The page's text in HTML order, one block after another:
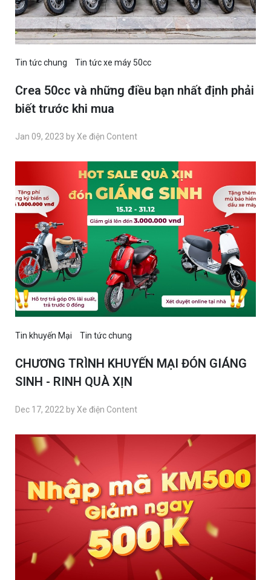
Tin tức chung Tin tức xe máy 50cc
Crea 50cc và những điều bạn nhất định phải
biết trước khi mua
Jan 09, 2023 by Xe điện Content
Tin khuyến Mại Tin tức chung
CHƯƠNG TRÌNH KHUYẾN MẠI ĐÓN GIÁNG
SINH - RINH QUÀ XỊN
Dec 17, 2022 by Xe điện Content